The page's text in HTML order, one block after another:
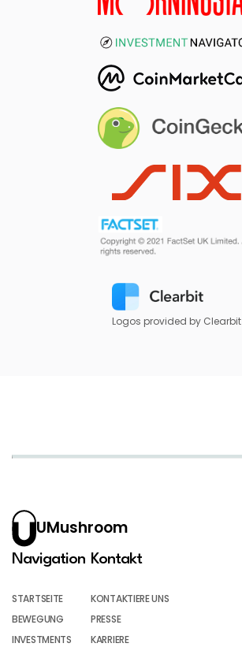
Logos provided by Clearbit
UMushroom
Navigation
STARTSEITE
BEWEGUNG
INVESTMENTS
Kontakt
KONTAKTIERE UNS
PRESSE
KARRIERE